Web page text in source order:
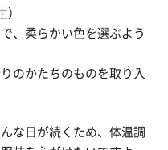
）
、柔らかい色を選ぶよう
のかたちのものを取り入
な日が続くため、体温調